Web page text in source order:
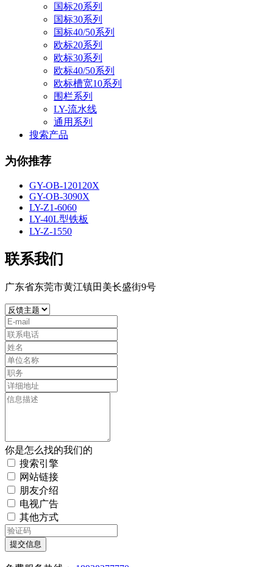
国标20系列
国标30系列
国标40/50系列
欧标20系列
欧标30系列
欧标40/50系列
欧标槽宽10系列
围栏系列
LY-流水线
通用系列
搜索产品
为你推荐
GY-OB-120120X
GY-OB-3090X
LY-Z1-6060
LY-40L型铁板
LY-Z-1550
联系我们
广东省东莞市黄江镇田美长盛街9号
你是怎么找的我们的
搜索引擎
网站链接
朋友介绍
电视广告
其他方式
提交信息